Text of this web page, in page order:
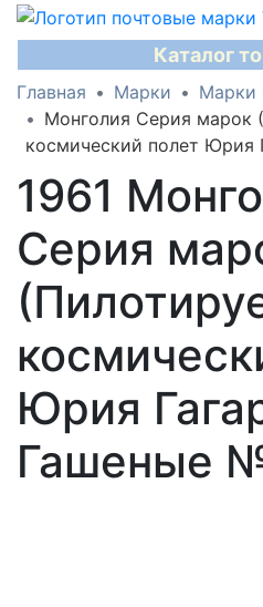
Каталог
Главная Марки Марки
Монголия Серия марок
космический полет Юрия
1961
Серия
Юрия
Гашеные